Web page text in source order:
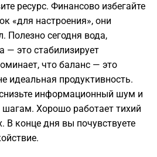
ресурс. Финансово избегайте
«для настроения», они
Полезно сегодня вода,
— это стабилизирует
что баланс — это
идеальная продуктивность.
снизьте информационный шум и
Хорошо работает тихий
В конце дня вы почувствуете